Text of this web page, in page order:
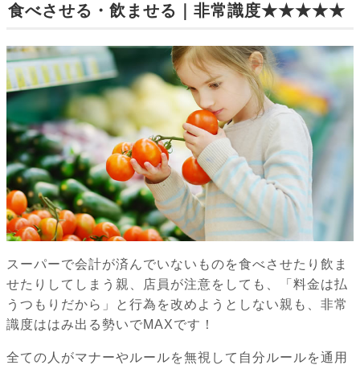
食べさせる・飲ませる｜非常識度★★★★★
スーパーで会計が済んでいないものを食べさせたり飲ま
せたりしてしまう親、店員が注意をしても、「料金は払
うつもりだから」と行為を改めようとしない親も、非常
識度ははみ出る勢いでMAXです！
全ての人がマナーやルールを無視して自分ルールを通用